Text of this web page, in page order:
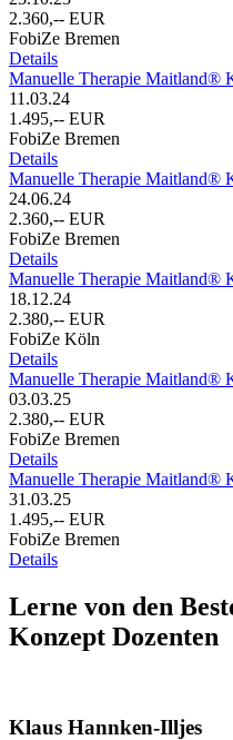
2.360,-- EUR
FobiZe Bremen
Details
Manuelle Therapie Maitland®
11.03.24
1.495,-- EUR
FobiZe Bremen
Details
Manuelle Therapie Maitland®
24.06.24
2.360,-- EUR
FobiZe Bremen
Details
Manuelle Therapie Maitland®
18.12.24
2.380,-- EUR
FobiZe Köln
Details
Manuelle Therapie Maitland®
03.03.25
2.380,-- EUR
FobiZe Bremen
Details
Manuelle Therapie Maitland®
31.03.25
1.495,-- EUR
FobiZe Bremen
Details
Lerne von den
Konzept Dozenten
Klaus Hannken-Illjes